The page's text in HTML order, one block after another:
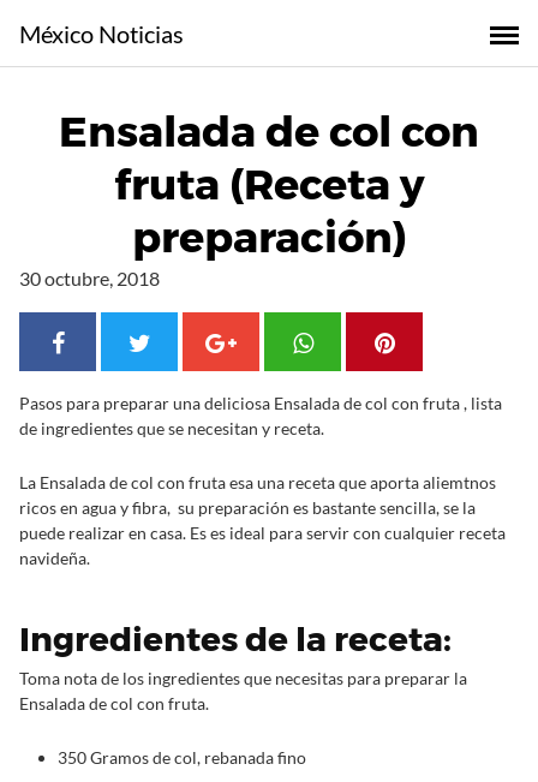
l
México Noticias
Ensalada de col con
fruta (Receta y
preparación)
30 octubre, 2018
Pasos para preparar una deliciosa Ensalada de col con fruta , lista
de ingredientes que se necesitan y receta.
La Ensalada de col con fruta esa una receta que aporta aliemtnos
ricos en agua y fibra, su preparación es bastante sencilla, se la
puede realizar en casa. Es es ideal para servir con cualquier receta
navideña.
Ingredientes de la receta:
Toma nota de los ingredientes que necesitas para preparar la
Ensalada de col con fruta.
350 Gramos de col, rebanada fino